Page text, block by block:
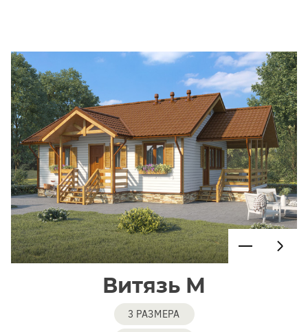
Витязь М
3 РАЗМЕРА